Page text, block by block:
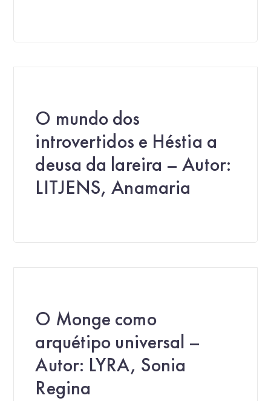
O mundo dos
introvertidos e Héstia a
deusa da lareira – Autor:
LITJENS, Anamaria
O Monge como
arquétipo universal –
Autor: LYRA, Sonia
Regina